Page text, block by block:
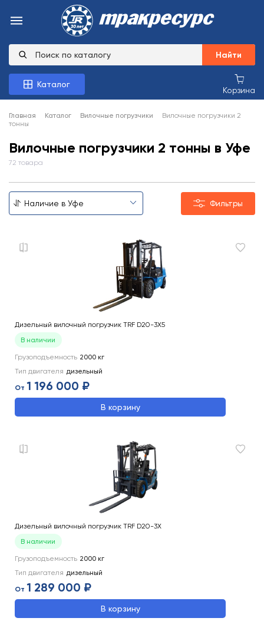
Найти
Каталог
Корзина
Главная Каталог Вилочные погрузчики
Вилочные погрузчики 2
тонны
Вилочные погрузчики 2 тонны в Уфе
72 товара
Фильтры
Дизельный вилочный погрузчик TRF D20-3X5
В наличии
Грузоподъемность 2000 кг
Тип двигателя дизельный
От 1 196 000 ₽
В корзину
Дизельный вилочный погрузчик TRF D20-3X
В наличии
Грузоподъемность 2000 кг
Тип двигателя дизельный
От 1 289 000 ₽
В корзину